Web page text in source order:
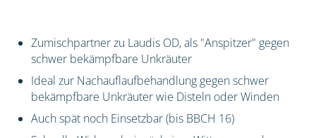
Zumischpartner zu Laudis OD, als "Anspitzer" gegen
schwer bekämpfbare Unkräuter
Ideal zur Nachauflaufbehandlung gegen schwer
bekämpfbare Unkräuter wie Disteln oder Winden
Auch spät noch Einsetzbar (bis BBCH 16)